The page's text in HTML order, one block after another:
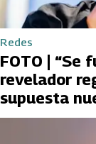
Redes
FOTO | “Se
revelador
supuesta